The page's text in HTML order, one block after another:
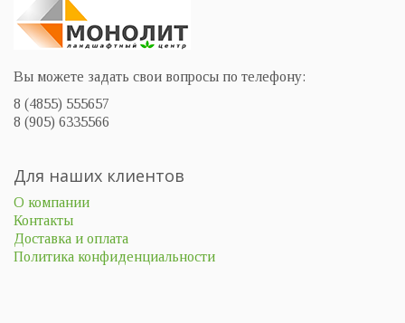
Вы можете задать свои вопросы по телефону:
8 (4855) 555657
8 (905) 6335566
Для наших клиентов
О компании
Контакты
Доставка и оплата
Политика конфиденциальности